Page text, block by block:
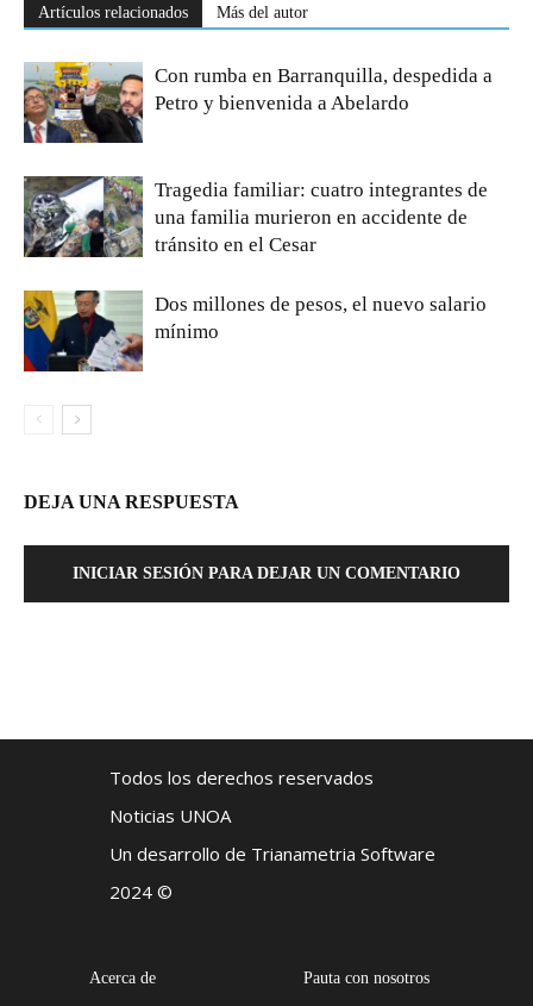
Artículos relacionados Más del autor
Con rumba en Barranquilla, despedida a
Petro y bienvenida a Abelardo
Tragedia familiar: cuatro integrantes de
una familia murieron en accidente de
tránsito en el Cesar
Dos millones de pesos, el nuevo salario
mínimo
DEJA UNA RESPUESTA
INICIAR SESIÓN PARA DEJAR UN COMENTARIO
Todos los derechos reservados
Noticias UNOA
Un desarrollo de Trianametria Software
2024 ©
Acerca de
Pauta con nosotros